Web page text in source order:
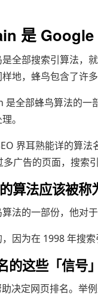
是
全部搜索引算法，
地，蜂鸟包含了许
全部蜂鸟算法的一
。
界耳熟能详的算
广告的页面，搜索
算法应该被称
法的一部份，他对
因为在 1998 年搜
的这些「信号
决定网页排名。举